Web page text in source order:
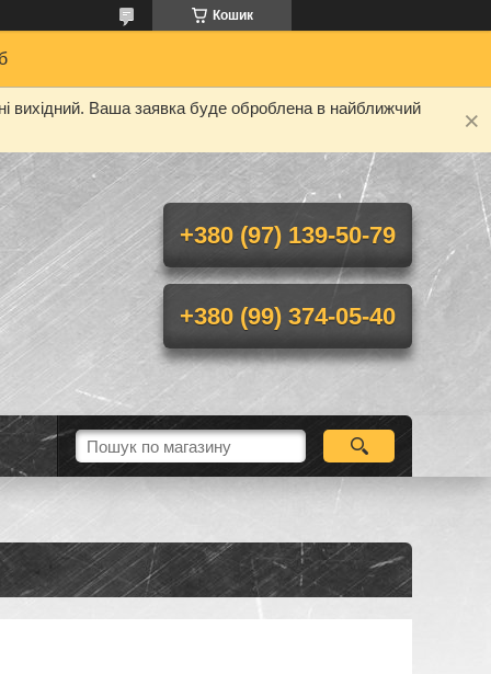
Кошик
вихідний. Ваша заявка буде оброблена в найближчий
+380 (97) 139-50-79
+380 (99) 374-05-40